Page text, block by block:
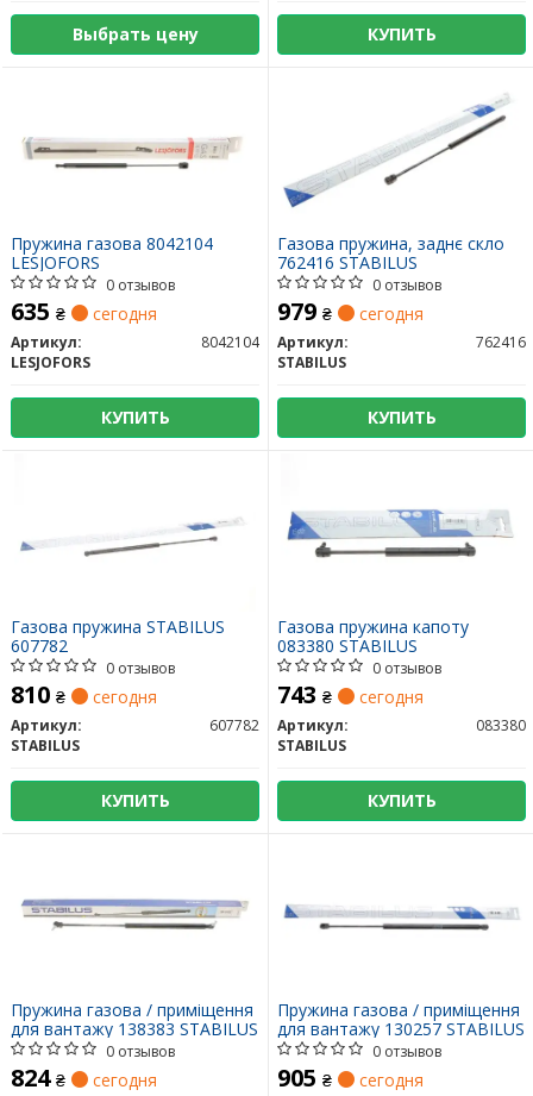
Выбрать цену КУПИТЬ
Пружина газова 8042104
LESJOFORS
0 отзывов
635 ₴ сегодня
Артикул:
8042104
LESJOFORS
КУПИТЬ
Газова пружина, заднє скло
762416 STABILUS
0 отзывов
979 ₴ сегодня
Артикул:
762416
STABILUS
КУПИТЬ
Газова пружина STABILUS
607782
0 отзывов
810 ₴ сегодня
Артикул:
607782
STABILUS
КУПИТЬ
Газова пружина капоту
083380 STABILUS
0 отзывов
743 ₴ сегодня
Артикул:
083380
STABILUS
КУПИТЬ
Пружина газова / приміщення
для вантажу 138383 STABILUS
0 отзывов
824 ₴ сегодня
Пружина газова / приміщення
для вантажу 130257 STABILUS
0 отзывов
905 ₴ сегодня